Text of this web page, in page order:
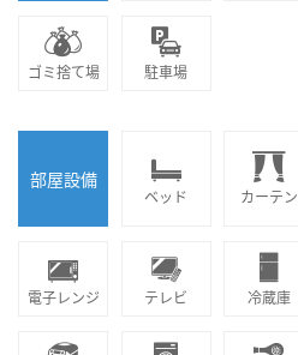
ゴミ捨て場 駐車場
部屋設備
ベッド カーテン
電子レンジ テレビ 冷蔵庫